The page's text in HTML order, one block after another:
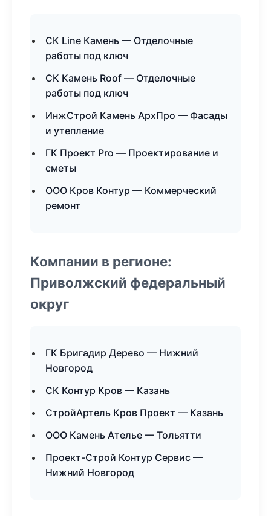
СК Line Камень — Отделочные
работы под ключ
СК Камень Roof — Отделочные
работы под ключ
ИнжСтрой Камень АрхПро — Фасады
и утепление
ГК Проект Pro — Проектирование и
сметы
ООО Кров Контур — Коммерческий
ремонт
Компании в регионе:
Приволжский федеральный
округ
ГК Бригадир Дерево — Нижний
Новгород
СК Контур Кров — Казань
СтройАртель Кров Проект — Казань
ООО Камень Ателье — Тольятти
Проект-Строй Контур Сервис —
Нижний Новгород